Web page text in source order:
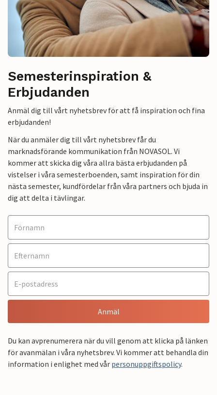
Semesterinspiration &
Erbjudanden
Anmäl dig till vårt nyhetsbrev för att få inspiration och fina
erbjudanden!
När du anmäler dig till vårt nyhetsbrev får du
marknadsförande kommunikation från NOVASOL. Vi
kommer att skicka dig våra allra bästa erbjudanden på
vistelser i våra semesterboenden, samt inspiration för din
nästa semester, kundfördelar från våra partners och bjuda in
dig att delta i tävlingar.
Anmäl
Du kan avprenumerera när du vill genom att klicka på länken
för avanmälan i våra nyhetsbrev. Vi kommer att behandla din
information i enlighet med vår personuppgiftspolicy.